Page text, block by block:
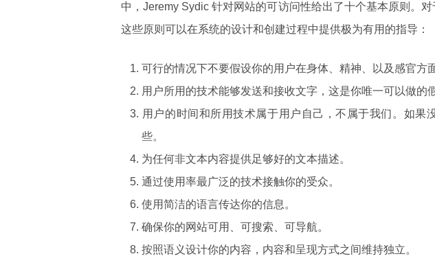
中，Jeremy Sydic 针对网站的可访问性给出了十个基本原则。
这些原则可以在系统的设计和创建过程中提供极为有用的指导：
可行的情况下不要假设你的用户在身体、精神、以及感官方
用户所用的技术能够发送和接收文字，这是你唯一可以做的
用户的时间和所用技术属于用户自己，不属于我们。如果
些。
为任何非文本内容提供足够好的文本描述。
通过使用率最广泛的技术接触你的受众。
使用简洁的语言传达你的信息。
确保你的网站可用、可搜索、可导航。
按照语义设计你的内容，内容和呈现方式之间维持独立。